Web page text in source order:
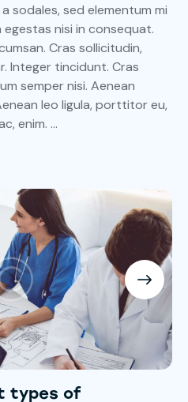
sodales, sed elementum mi
nisi in consequat.
Cras sollicitudin,
Integer tincidunt. Cras
semper nisi. Aenean
leo ligula, porttitor eu,
enim. …
types of